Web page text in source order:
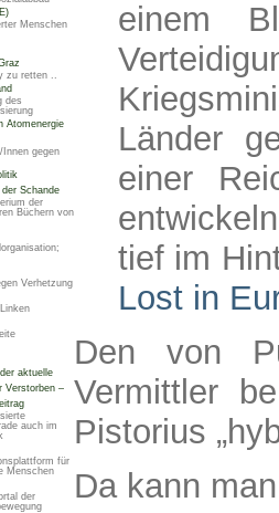
Menschen
zu retten ..
des
Atomenergie
Innen gegen
Schande
der
Büchern von
Verhetzung
aktuelle
Verstorben –
auch im
für
Menschen
der
einem
Länder
einer
tief im
Lost in
Den von
Vermittler
Pistorius
Da kann